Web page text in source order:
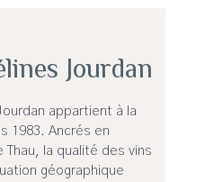
Jourdan
appartient à la
1983. Ancrés en
Thau, la qualité des vins
géographique